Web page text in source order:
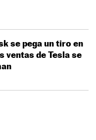
se pega un tiro en
ventas de Tesla se